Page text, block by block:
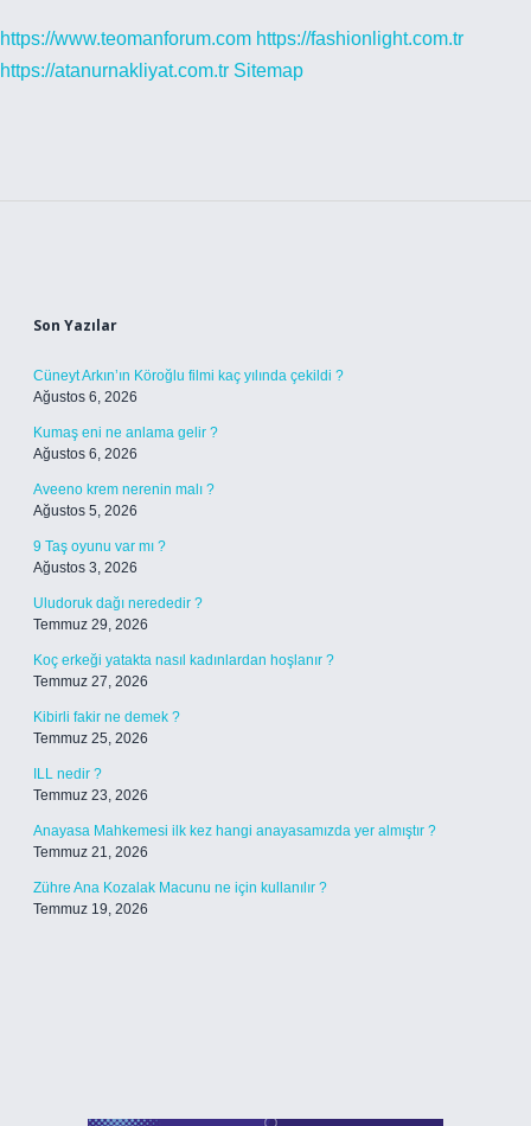
https://www.teomanforum.com https://fashionlight.com.tr
https://atanurnakliyat.com.tr Sitemap
Son Yazılar
Cüneyt Arkın’ın Köroğlu filmi kaç yılında çekildi ?
Ağustos 6, 2026
Kumaş eni ne anlama gelir ?
Ağustos 6, 2026
Aveeno krem nerenin malı ?
Ağustos 5, 2026
9 Taş oyunu var mı ?
Ağustos 3, 2026
Uludoruk dağı nerededir ?
Temmuz 29, 2026
Koç erkeği yatakta nasıl kadınlardan hoşlanır ?
Temmuz 27, 2026
Kibirli fakir ne demek ?
Temmuz 25, 2026
ILL nedir ?
Temmuz 23, 2026
Anayasa Mahkemesi ilk kez hangi anayasamızda yer almıştır ?
Temmuz 21, 2026
Zühre Ana Kozalak Macunu ne için kullanılır ?
Temmuz 19, 2026